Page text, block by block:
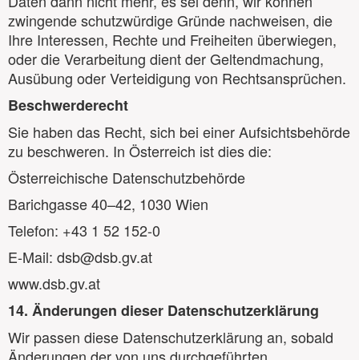
zwingende schutzwürdige Gründe nachweisen, die
Ihre Interessen, Rechte und Freiheiten überwiegen,
oder die Verarbeitung dient der Geltendmachung,
Ausübung oder Verteidigung von Rechtsansprüchen.
Beschwerderecht
Sie haben das Recht, sich bei einer Aufsichtsbehörde
zu beschweren. In Österreich ist dies die:
Österreichische Datenschutzbehörde
Barichgasse 40–42, 1030 Wien
Telefon: +43 1 52 152-0
E-Mail: dsb@dsb.gv.at
www.dsb.gv.at
14. Änderungen dieser Datenschutzerklärung
Wir passen diese Datenschutzerklärung an, sobald